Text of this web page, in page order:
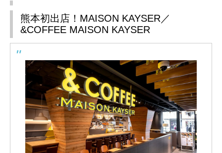
熊本初出店！MAISON KAYSER／
&COFFEE MAISON KAYSER